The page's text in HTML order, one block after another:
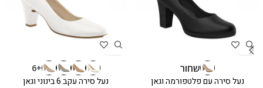
שחור
נעל סירה עם פלטפורמה וגאן
+6
נעל סירה עקב 6 בינוני וגאן